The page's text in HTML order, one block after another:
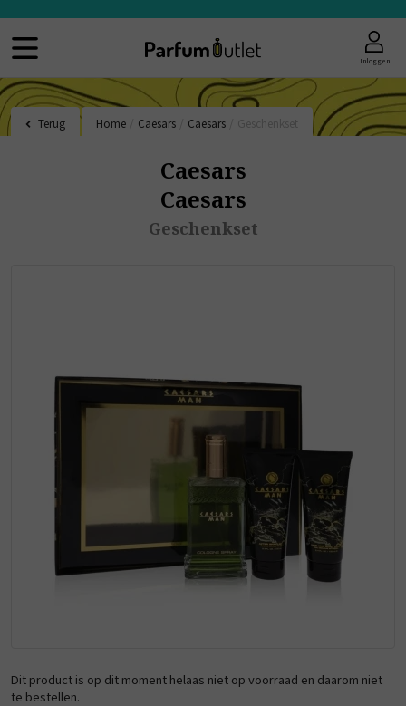
Inloggen
Terug Home Caesars Caesars
Caesars
Caesars
Geschenkset
Dit product is op dit moment helaas niet op voorraad en daarom niet
te bestellen.